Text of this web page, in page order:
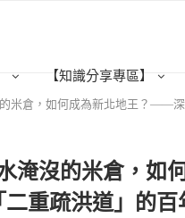
【知識分享專區】
米倉，如何成為新北地王？——
淹沒的米倉，如
重疏洪道」的百